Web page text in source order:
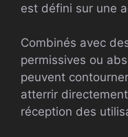
est défini sur une
Combinés avec
permissives ou
peuvent
atterrir
réception des